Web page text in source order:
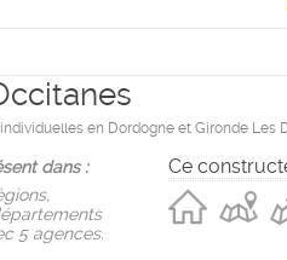
en Dordogne et Gironde Les
dans :
5 agences.
Ce